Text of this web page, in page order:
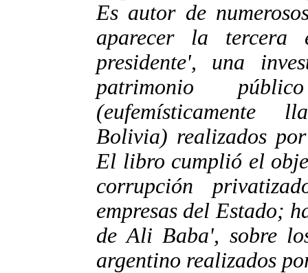
Es autor de
aparecer la
presidente', una
patrimonio
(eufemísticamente
Bolivia) realizados
El libro cumplió el
corrupción
empresas del Estado;
de Ali Baba', sobre
argentino realizados